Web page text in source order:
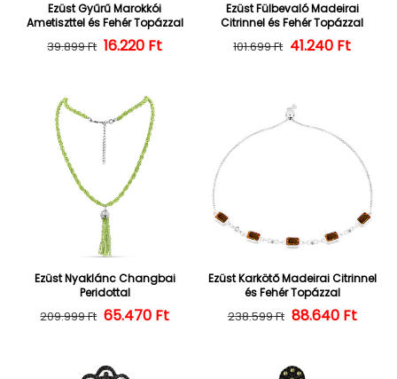
Ezüst Gyűrű Marokkói
Ametiszttel és Fehér Topázzal
Normál ár
39.899 Ft Kedvezményes ár
16.220 Ft
Ezüst Fülbevaló Madeirai
Citrinnel és Fehér Topázzal
Normál ár
101.699 Ft 41.240 Ft
Ezüst Nyaklánc Changbai
Peridottal
Normál ár
209.999 Ft Kedvezményes ár
65.470 Ft
Ezüst Karkötő Madeirai Citrinnel
és Fehér Topázzal
Normál ár
238.599 Ft 88.640 Ft